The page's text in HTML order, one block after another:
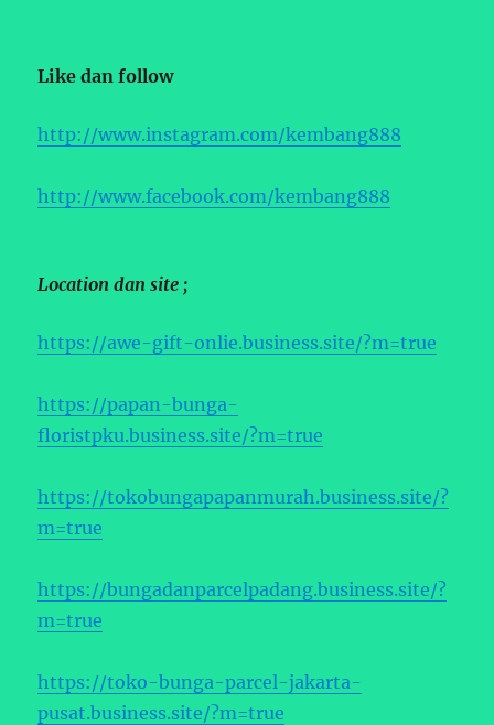
Like dan follow
http://www.instagram.com/kembang888
http://www.facebook.com/kembang888
Location dan site ;
https://awe-gift-onlie.business.site/?m=true
https://papan-bunga-
floristpku.business.site/?m=true
https://tokobungapapanmurah.business.site/?
m=true
https://bungadanparcelpadang.business.site/?
m=true
https://toko-bunga-parcel-jakarta-
pusat.business.site/?m=true